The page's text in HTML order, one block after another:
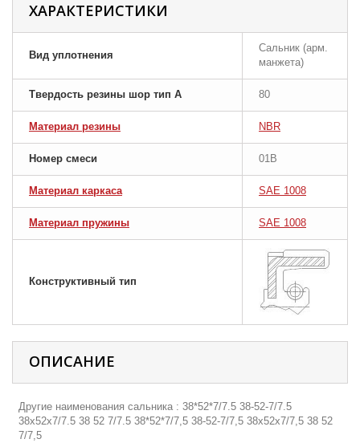
ХАРАКТЕРИСТИКИ
Вид уплотнения
Сальник (арм.
манжета)
Твердость резины шор тип A 80
Материал резины NBR
Номер смеси 01B
Материал каркаса SAE 1008
Материал пружины SAE 1008
Конструктивный тип
ОПИСАНИЕ
Другие наименования сальника : 38*52*7/7.5 38-52-7/7.5
38х52х7/7.5 38 52 7/7.5 38*52*7/7,5 38-52-7/7,5 38х52х7/7,5 38 52
7/7,5